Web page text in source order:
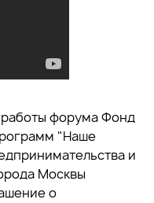
форума Фонд
"Наше
и
Москвы
о